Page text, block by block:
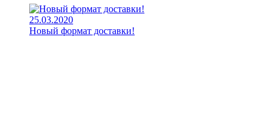
25.03.2020
Новый формат доставки!